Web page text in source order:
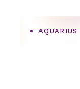
AQUARIUS